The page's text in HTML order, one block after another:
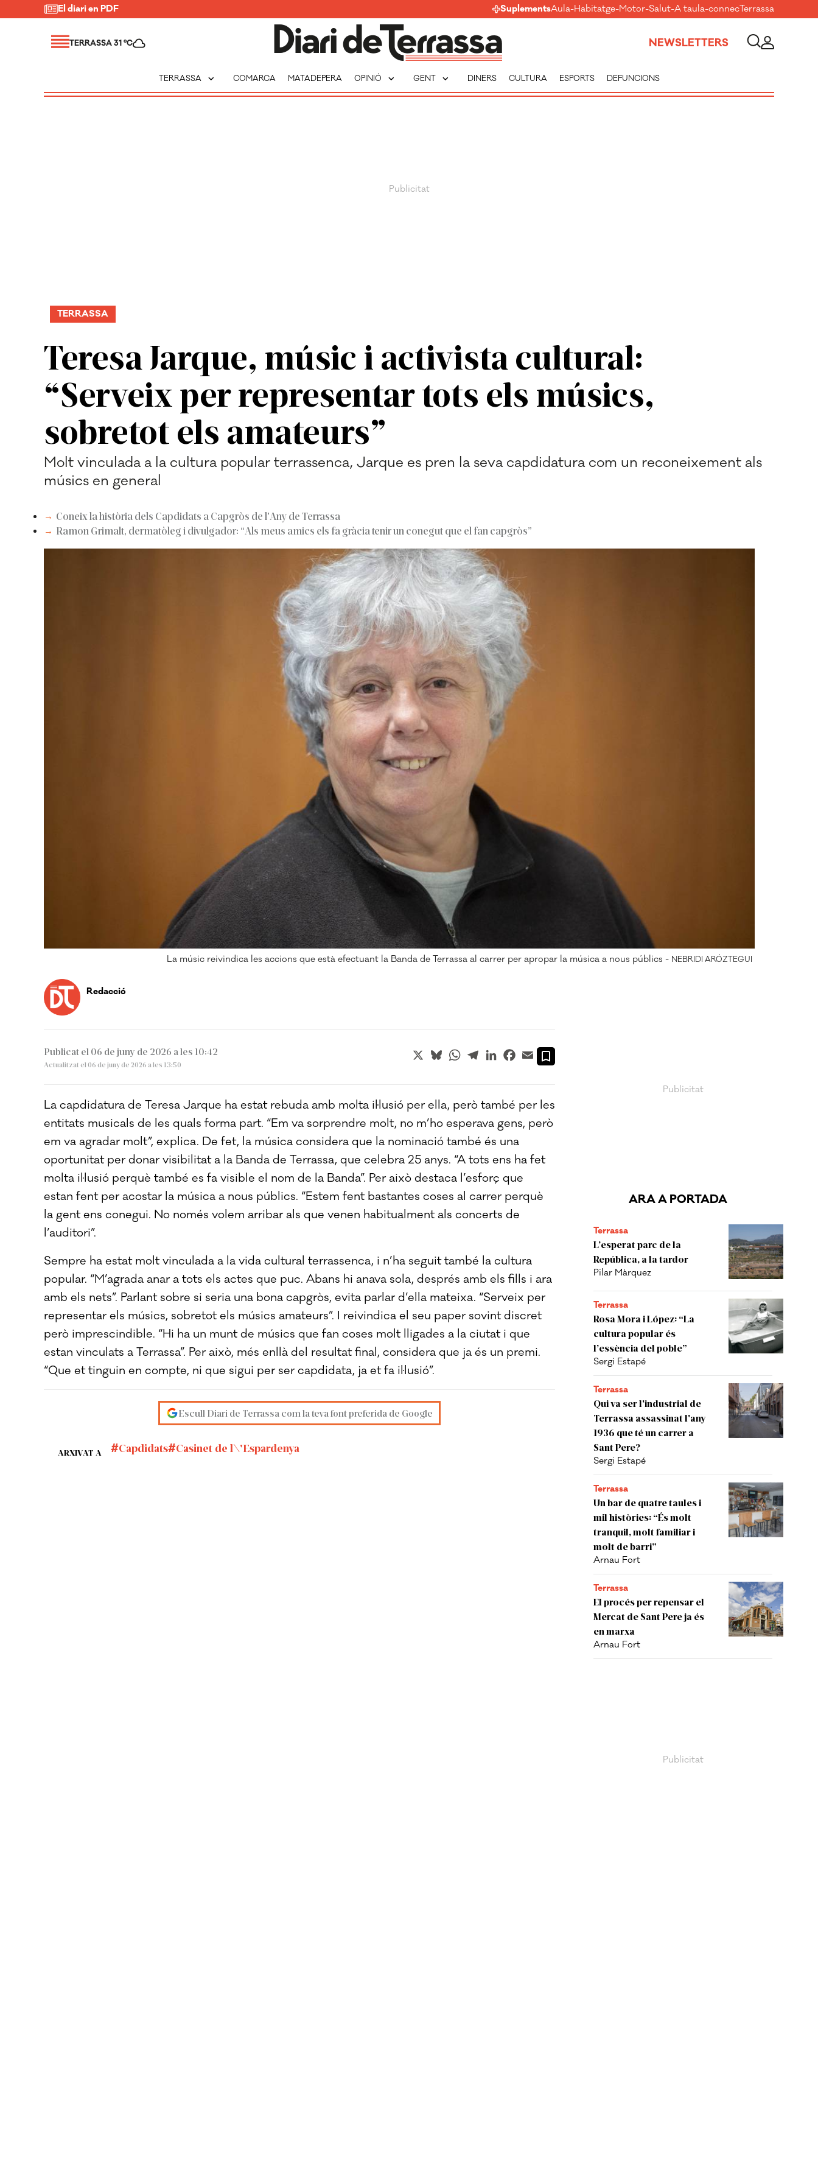
El diari en PDF SuplementsAula-Habitatge-Motor-Salut-A taula-connecTerrassa
TERRASSA 31 ºC NEWSLETTERS
TERRASSA expand_more COMARCA MATADEPERA OPINIÓ expand_more GENT expand_more DINERS CULTURA ESPORTS DEFUNCIONS
Teresa Jarque, músic i activista cultural:
“Serveix per representar tots els músics,
sobretot els amateurs”
TERRASSA
Molt vinculada a la cultura popular terrassenca, Jarque es pren la seva capdidatura com un reconeixement als
músics en general
Coneix la història dels Capdidats a Capgròs de l'Any de Terrassa
Ramon Grimalt, dermatòleg i divulgador: “Als meus amics els fa gràcia tenir un conegut que el fan capgròs”
La músic reivindica les accions que està efectuant la Banda de Terrassa al carrer per apropar la música a nous públics - NEBRIDI ARÓZTEGUI
ARA A PORTADA
Terrassa
L’esperat parc de la
República, a la tardor
Pilar Màrquez
Terrassa
Rosa Mora i López: “La
cultura popular és
l’essència del poble”
Sergi Estapé
Terrassa
Qui va ser l'industrial de
Terrassa assassinat l'any
1936 que té un carrer a
Sant Pere?
Sergi Estapé
Terrassa
Un bar de quatre taules i
mil històries: “És molt
tranquil, molt familiar i
molt de barri”
Arnau Fort
Terrassa
El procés per repensar el
Mercat de Sant Pere ja és
en marxa
Arnau Fort
Redacció
Publicat el 06 de juny de 2026 a les 10:42
Actualitzat el 06 de juny de 2026 a les 13:50
X BlueskyWhatsApp
TelegramLinkedInFacebook
Email
La capdidatura de Teresa Jarque ha estat rebuda amb molta il·lusió per ella, però també per les
entitats musicals de les quals forma part. “Em va sorprendre molt, no m’ho esperava gens, però
em va agradar molt”, explica. De fet, la música considera que la nominació també és una
oportunitat per donar visibilitat a la Banda de Terrassa, que celebra 25 anys. “A tots ens ha fet
molta il·lusió perquè també es fa visible el nom de la Banda”. Per això destaca l’esforç que
estan fent per acostar la música a nous públics. “Estem fent bastantes coses al carrer perquè
la gent ens conegui. No només volem arribar als que venen habitualment als concerts de
l’auditori”.
Sempre ha estat molt vinculada a la vida cultural terrassenca, i n’ha seguit també la cultura
popular. “M’agrada anar a tots els actes que puc. Abans hi anava sola, després amb els fills i ara
amb els nets”. Parlant sobre si seria una bona capgròs, evita parlar d’ella mateixa. “Serveix per
representar els músics, sobretot els músics amateurs”. I reivindica el seu paper sovint discret
però imprescindible. “Hi ha un munt de músics que fan coses molt lligades a la ciutat i que
estan vinculats a Terrassa”. Per això, més enllà del resultat final, considera que ja és un premi.
“Que et tinguin en compte, ni que sigui per ser capdidata, ja et fa il·lusió”.
Escull Diari de Terrassa com la teva font preferida de Google
ARXIVAT A Capdidats Casinet de l\'Espardenya